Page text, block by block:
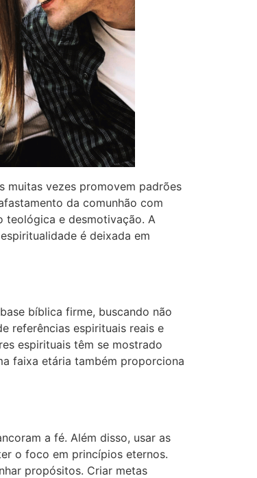
muitas vezes promovem padrões
da comunhão com
teológica e desmotivação. A
é deixada em
bíblica firme, buscando não
referências espirituais reais e
espirituais têm se mostrado
faixa etária também proporciona
a fé. Além disso, usar as
o foco em princípios eternos.
propósitos. Criar metas